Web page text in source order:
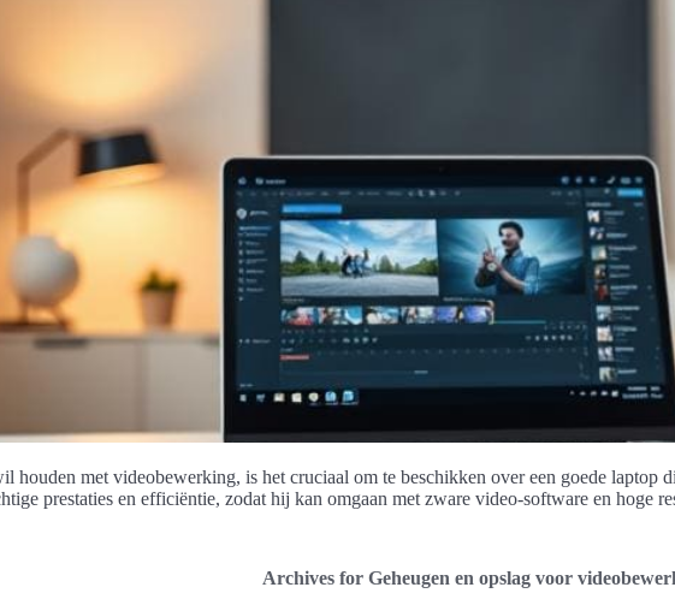
houden met videobewerking, is het cruciaal om te beschikken over een goede laptop
prestaties en efficiëntie, zodat hij kan omgaan met zware video-software en hoge
Archives for Geheugen en opslag voor